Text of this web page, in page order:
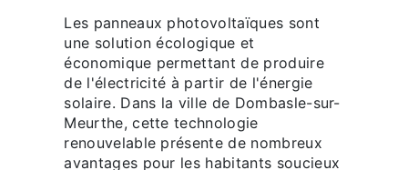
Les panneaux photovoltaïques sont
une solution écologique et
économique permettant de produire
de l'électricité à partir de l'énergie
solaire. Dans la ville de Dombasle-sur-
Meurthe, cette technologie
renouvelable présente de nombreux
avantages pour les habitants soucieux